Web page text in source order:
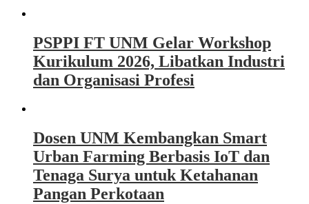
PSPPI FT UNM Gelar Workshop
Kurikulum 2026, Libatkan Industri
dan Organisasi Profesi
Dosen UNM Kembangkan Smart
Urban Farming Berbasis IoT dan
Tenaga Surya untuk Ketahanan
Pangan Perkotaan